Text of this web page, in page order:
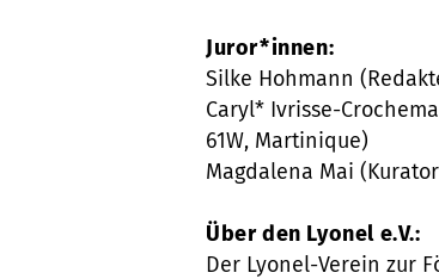
Juror*innen:
Silke Hohmann
Caryl* Ivrisse-
61W, Martinique)
Magdalena Mai
Über den Lyonel e.V.:
Der Lyonel-Verein zur